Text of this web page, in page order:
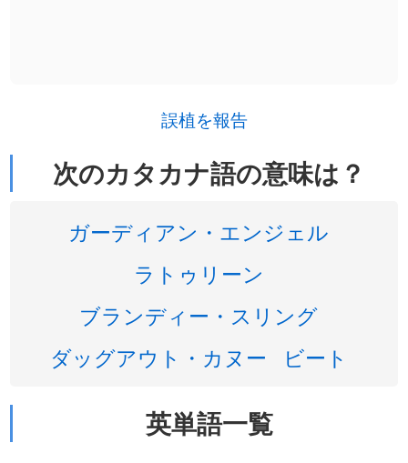
誤植を報告
次のカタカナ語の意味は？
ガーディアン・エンジェル
ラトゥリーン
ブランディー・スリング
ダッグアウト・カヌー
ビート
英単語一覧